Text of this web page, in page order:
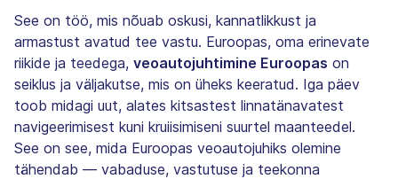
See on töö, mis nõuab oskusi, kannatlikkust ja
armastust avatud tee vastu. Euroopas, oma erinevate
riikide ja teedega, veoautojuhtimine Euroopas on
seiklus ja väljakutse, mis on üheks keeratud. Iga päev
toob midagi uut, alates kitsastest linnatänavatest
navigeerimisest kuni kruiisimiseni suurtel maanteedel.
See on see, mida Euroopas veoautojuhiks olemine
tähendab — vabaduse, vastutuse ja teekonna